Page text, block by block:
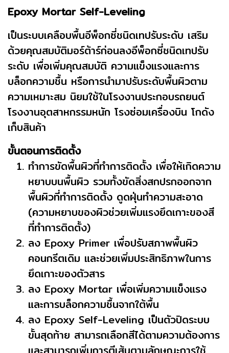
Epoxy Mortar Self-Leveling
เป็นระบบเคลือบพื้นอีพ็อกซี่ชนิดเทปรับระดับ เสริม
ด้วยคุณสมบัติมอร์ต้าร์ก่อนลงอีพ็อกซี่ชนิดเทปรับ
ระดับ เพื่อเพิ่มคุณสมบัติ ความแข็งแรงและการ
บล็อกความชื้น หรือการนำมาปรับระดับพื้นผิวตาม
ความเหมาะสม นิยมใช้ในโรงงานประกอบรถยนต์
โรงงานอุตสาหกรรมหนัก โรงซ่อมเครื่องบิน โกดัง
เก็บสินค้า
ขั้นตอนการติดตั้ง
ทำการขัดพื้นผิวที่ทำการติดตั้ง เพื่อให้เกิดความ
หยาบบนพื้นผิว รวมทั้งขัดสิ่งสกปรกออกจาก
พื้นผิวที่ทำการติดตั้ง ดูดฝุ่นทำความสะอาด
(ความหยาบของผิวช่วยเพิ่มแรงยึดเกาะของสี
ที่ทำการติดตั้ง)
ลง Epoxy Primer เพื่อปรับสภาพพื้นผิว
คอนกรีตเดิม และช่วยเพิ่มประสิทธิภาพในการ
ยึดเกาะของตัวสาร
ลง Epoxy Mortar เพื่อเพิ่มความแข็งแรง
และการบล็อกความชื้นจากใต้พื้น
ลง Epoxy Self-Leveling เป็นตัวปิดระบบ
ขั้นสุดท้าย สามารถเลือกสีได้ตามความต้องการ